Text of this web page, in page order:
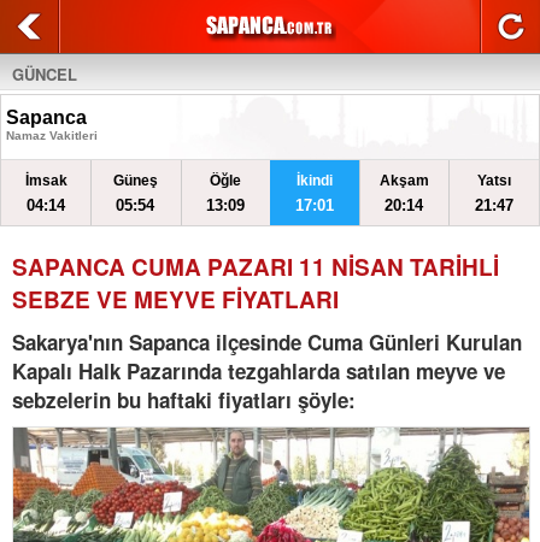
GÜNCEL
Sapanca
Namaz Vakitleri
İmsak
04:14
Güneş
05:54
Öğle
13:09
İkindi
17:01
Akşam
20:14
Yatsı
21:47
SAPANCA CUMA PAZARI 11 NİSAN TARİHLİ
SEBZE VE MEYVE FİYATLARI
Sakarya'nın Sapanca ilçesinde Cuma Günleri Kurulan
Kapalı Halk Pazarında tezgahlarda satılan meyve ve
sebzelerin bu haftaki fiyatları şöyle: